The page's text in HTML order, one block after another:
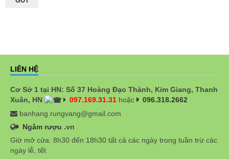
LIÊN HỆ
Cơ Sở 1 tại HN: Số 37 Hoàng Đạo Thành, Kim Giang, Thanh
Xuân, HN
097.169.31.31 hoặc
096.318.2662
banhang.rungvang@gmail.com
Ngâm rượu .vn
Giờ mở cửa: 8h30 đến 18h30 tất cả các ngày trong tuần trừ các
ngày lễ, tết